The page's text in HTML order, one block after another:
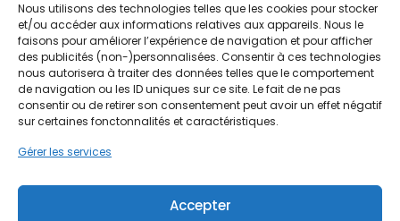
Nous utilisons des technologies telles que les cookies pour stocker
et/ou accéder aux informations relatives aux appareils. Nous le
faisons pour améliorer l’expérience de navigation et pour afficher
des publicités (non-)personnalisées. Consentir à ces technologies
nous autorisera à traiter des données telles que le comportement
de navigation ou les ID uniques sur ce site. Le fait de ne pas
consentir ou de retirer son consentement peut avoir un effet négatif
sur certaines fonctonnalités et caractéristiques.
Gérer les services
Accepter
Vous aimez notre
franchise ?
Votez pourPPF